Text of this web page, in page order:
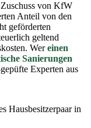
von KfW
Anteil von den
geförderten
geltend
Wereinen
Sanierungen
Experten aus